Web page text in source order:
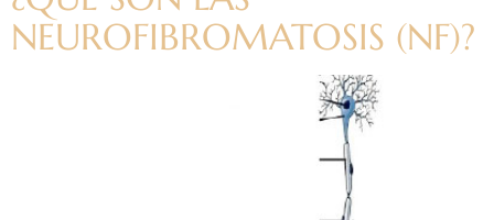
NEUROFIBROMATOSIS (NF)?